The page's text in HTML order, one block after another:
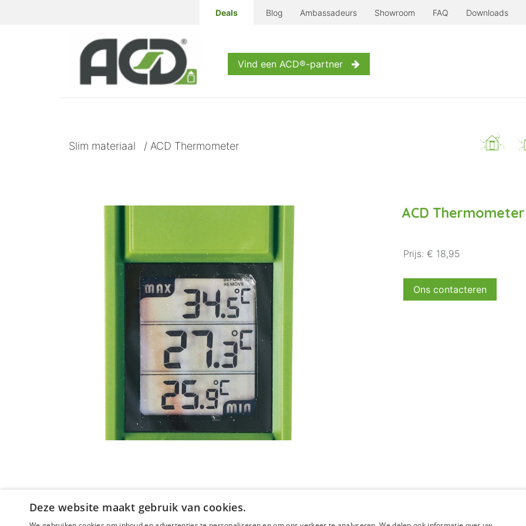
Deals Blog Ambassadeurs Showroom FAQ Downloads
Vind een ACD®-partner
Slim materiaal / ACD Thermometer
ACD Thermometer
Prijs: € 18,95
Ons contacteren
Deze website maakt gebruik van cookies.